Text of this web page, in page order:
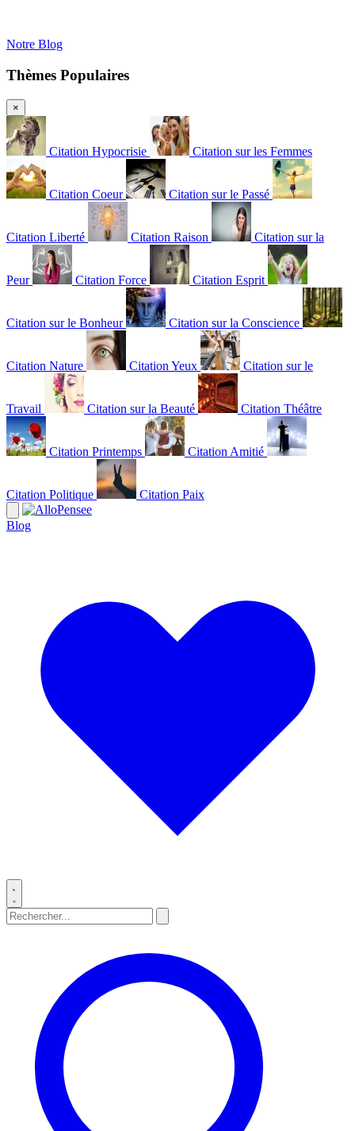
Notre Blog
Thèmes Populaires
×
Citation Hypocrisie Citation sur les Femmes
Citation Coeur Citation sur le Passé
Citation Liberté Citation Raison Citation sur la
Peur Citation Force Citation Esprit
Citation sur le Bonheur Citation sur la Conscience
Citation Nature Citation Yeux Citation sur le
Travail Citation sur la Beauté Citation Théâtre
Citation Printemps Citation Amitié
Citation Politique Citation Paix
Blog